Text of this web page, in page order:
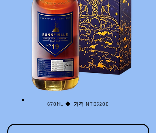
670ML ◆ 가격 NTD3200